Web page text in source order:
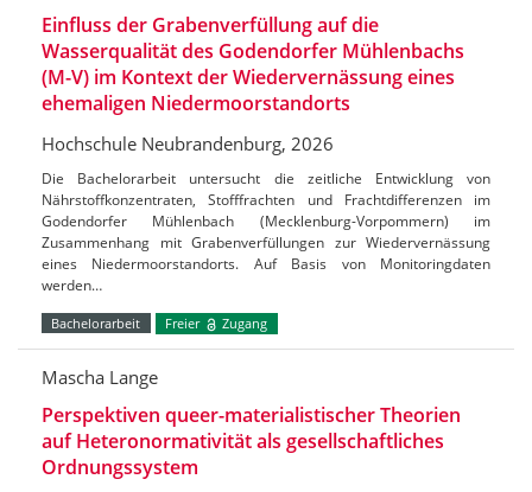
Einfluss der Grabenverfüllung auf die
Wasserqualität des Godendorfer Mühlenbachs
(M-V) im Kontext der Wiedervernässung eines
ehemaligen Niedermoorstandorts
Hochschule Neubrandenburg, 2026
Die Bachelorarbeit untersucht die zeitliche Entwicklung von
Nährstoffkonzentraten, Stofffrachten und Frachtdifferenzen im
Godendorfer Mühlenbach (Mecklenburg-Vorpommern) im
Zusammenhang mit Grabenverfüllungen zur Wiedervernässung
eines Niedermoorstandorts. Auf Basis von Monitoringdaten
werden…
Bachelorarbeit Freier Zugang
Mascha Lange
Perspektiven queer-materialistischer Theorien
auf Heteronormativität als gesellschaftliches
Ordnungssystem